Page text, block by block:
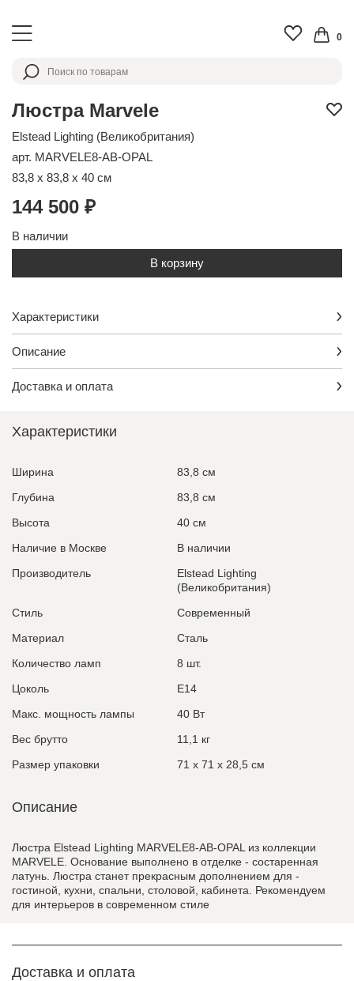
0
Люстра Marvele
Elstead Lighting (Великобритания)
арт. MARVELE8-AB-OPAL
83,8 x 83,8 x 40 см
144 500 ₽
В наличии
В корзину
Характеристики
Описание
Доставка и оплата
Характеристики
Ширина
83,8 см
Глубина
83,8 см
Высота
40 см
Наличие в Москве
В наличии
Производитель
Elstead Lighting
(Великобритания)
Стиль
Современный
Материал
Сталь
Количество ламп
8 шт.
Цоколь
E14
Макс. мощность лампы
40 Вт
Вес брутто
11,1 кг
Размер упаковки
71 x 71 x 28,5 см
Описание
Люстра Elstead Lighting MARVELE8-AB-OPAL из коллекции
MARVELE. Основание выполнено в отделке - состаренная
латунь. Люстра станет прекрасным дополнением для -
гостиной, кухни, спальни, столовой, кабинета. Рекомендуем
для интерьеров в современном стиле
Доставка и оплата